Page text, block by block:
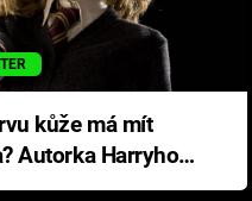
kůže má mít
Autorka Harryho
s ráznou